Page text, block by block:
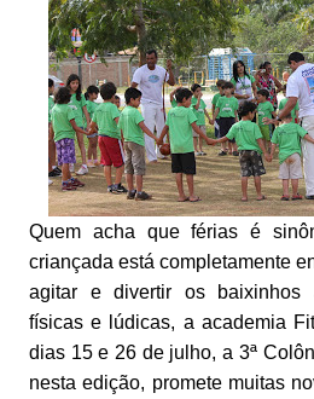
Quem acha que férias é
criançada está completamente
agitar e divertir os baixinhos
físicas e lúdicas, a academia
dias 15 e 26 de julho, a 3ª
nesta edição, promete muitas